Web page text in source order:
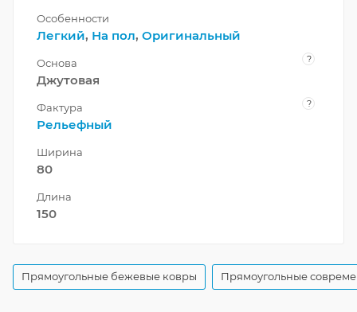
Особенности
Легкий, На пол, Оригинальный
Основа ?
Джутовая
Фактура ?
Рельефный
Ширина
80
Длина
150
Прямоугольные бежевые ковры Прямоугольные